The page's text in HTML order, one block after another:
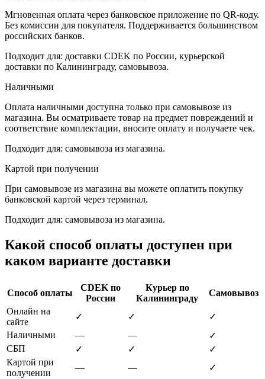
Мгновенная оплата через банковское приложение по QR-коду.
Без комиссии для покупателя. Поддерживается большинством
российских банков.
Подходит для: доставки CDEK по России, курьерской
доставки по Калининграду, самовывоза.
Наличными
Оплата наличными доступна только при самовывозе из
магазина. Вы осматриваете товар на предмет повреждений и
соответствие комплектации, вносите оплату и получаете чек.
Подходит для: самовывоза из магазина.
Картой при получении
При самовывозе из магазина вы можете оплатить покупку
банковской картой через терминал.
Подходит для: самовывоза из магазина.
Какой способ оплаты доступен при
каком варианте доставки
Способ оплаты
CDEK по
России
Курьер по
Калининграду
Самовывоз
Онлайн на
сайте
✓ ✓
✓
Наличными
— —
✓
СБП
✓ ✓
✓
Картой при
получении
— —
✓